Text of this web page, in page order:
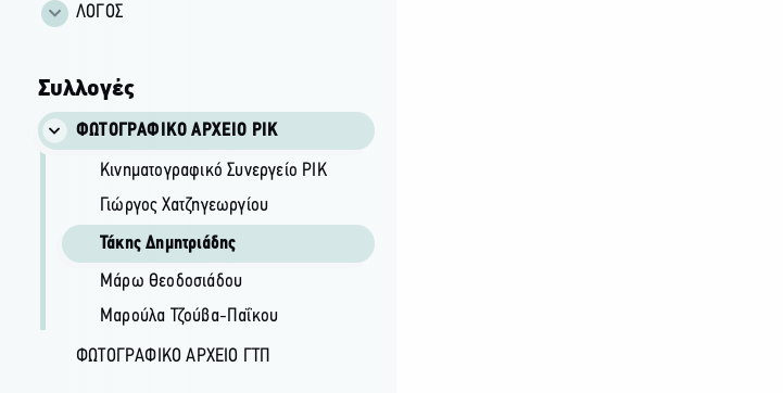
ΛΟΓΟΣ
Συλλογές
ΦΩΤΟΓΡΑΦΙΚΌ ΑΡΧΕΊΟ ΡΙΚ
Κινηματογραφικό Συνεργείο ΡΙΚ
Γιώργος Χατζηγεωργίου
Τάκης Δημητριάδης
Μάρω Θεοδοσιάδου
Μαρούλα Τζούβα-Παΐκου
ΦΩΤΟΓΡΑΦΙΚΌ ΑΡΧΕΊΟ ΓΤΠ